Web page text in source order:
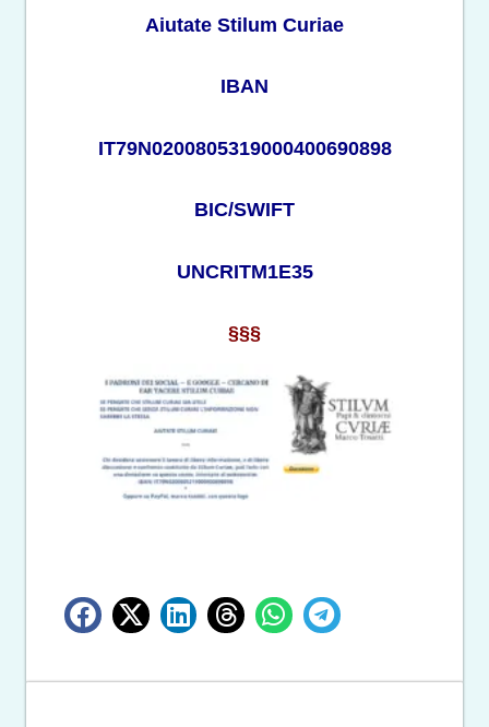
Aiutate Stilum Curiae
IBAN
IT79N0200805319000400690898
BIC/SWIFT
UNCRITM1E35
§§§